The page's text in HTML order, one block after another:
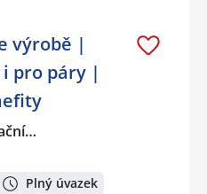
výrobě |
pro páry |
Plný úvazek